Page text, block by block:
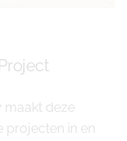
maakt deze
projecten in en